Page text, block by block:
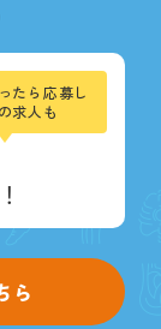
たら応募し
求人も
！
ら